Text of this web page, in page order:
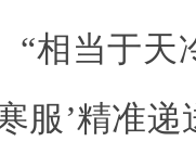
“相当于
服’精准